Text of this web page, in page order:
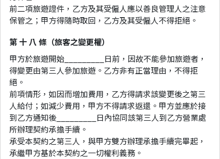
前二項旅遊證件，乙方及其受僱人應以善良管理人之注意
保管之；甲方得隨時取回，乙方及其受僱人不得拒絕。
第 十 八 條（旅客之變更權）
甲方於旅遊開始_________日前，因故不能參加旅遊者，
得變更由第三人參加旅遊。乙方非有正當理由，不得拒
絕。
前項情形，如因而增加費用，乙方得請求該變更後之第三
人給付；如減少費用，甲方不得請求返還。甲方並應於接
到乙方通知後_________日內協同該第三人到乙方營業處
所辦理契約承擔手續。
承受本契約之第三人，與甲方雙方辦理承擔手續完畢起，
承繼甲方基於本契約之一切權利義務。